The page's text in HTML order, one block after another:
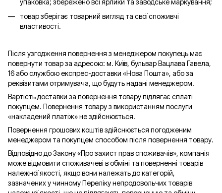
упаковка; збережено всі ярлики та заводське маркування;
товар зберігає товарний вигляд та свої споживчі
властивості.
Після узгодження повернення з менеджером покупець має
повернути товар за адресою: м. Київ, бульвар Вацлава Гавела,
16 або службою експрес-доставки «Нова Пошта», або за
реквізитами отримувача, що будуть надані менеджером.
Вартість доставки за повернення товару підлягає сплаті
покупцем. Повернення товару з використанням послуги
«накладений платіж» не здійснюється.
Повернення грошових коштів здійснюється погодженим
менеджером та покупцем способом після повернення товару.
Відповідно до Закону «Про захист прав споживачів», компанія
може відмовити споживачеві в обміні та поверненні товарів
належної якості, якщо вони належать до категорій,
зазначених у чинному Переліку непродовольчих товарів